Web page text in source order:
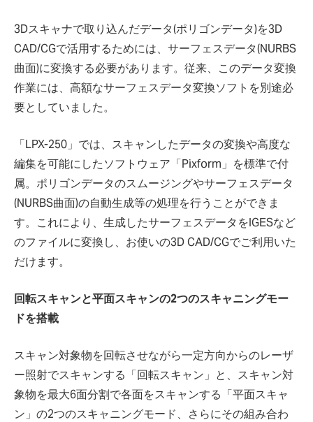
3Dスキャナで取り込んだデータ(ポリゴンデータ)を3D
CAD/CGで活用するためには、サーフェスデータ(NURBS
曲面)に変換する必要があります。従来、このデータ変換
作業には、高額なサーフェスデータ変換ソフトを別途必
要としていました。
「LPX-250」では、スキャンしたデータの変換や高度な
編集を可能にしたソフトウェア「Pixform」を標準で付
属。ポリゴンデータのスムージングやサーフェスデータ
(NURBS曲面)の自動生成等の処理を行うことができま
す。これにより、生成したサーフェスデータをIGESなど
のファイルに変換し、お使いの3D CAD/CGでご利用いた
だけます。
回転スキャンと平面スキャンの2つのスキャニングモー
ドを搭載
スキャン対象物を回転させながら一定方向からのレーザ
ー照射でスキャンする「回転スキャン」と、スキャン対
象物を最大6面分割で各面をスキャンする「平面スキャ
ン」の2つのスキャニングモード、さらにその組み合わ